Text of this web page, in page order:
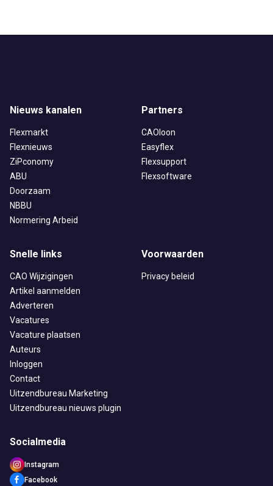
Nieuws kanalen
Flexmarkt
Flexnieuws
ZiPconomy
ABU
Doorzaam
NBBU
Normering Arbeid
Partners
CAOloon
Easyflex
Flexsupport
Flexsoftware
Snelle links
CAO Wijzigingen
Artikel aanmelden
Adverteren
Vacatures
Vacature plaatsen
Auteurs
Inloggen
Contact
Uitzendbureau Marketing
Uitzendbureau nieuws plugin
Voorwaarden
Privacy beleid
Socialmedia
Instagram
Facebook